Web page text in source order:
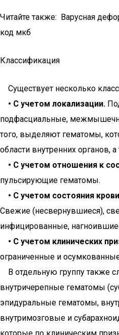
Читайте также: Варусная
код мкб
Классификация
Существует несколько
• С учетом локализации.
подфасциальные,
того, выделяют гематомы,
области внутренних органов,
• С учетом отношения к
пульсирующие гематомы.
• С учетом состояния
Свежие (несвернувшиеся),
инфицированные,
• С учетом клинических
ограниченные и
В отдельную группу также
внутричерепные гематомы
эпидуральные гематомы,
внутримозговые и